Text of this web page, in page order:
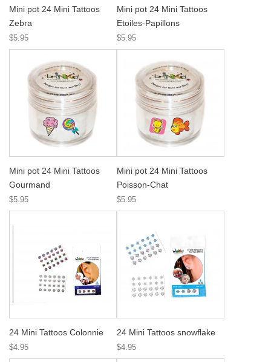
Mini pot 24 Mini Tattoos
Zebra
$5.95
Mini pot 24 Mini Tattoos
Etoiles-Papillons
$5.95
Mini pot 24 Mini Tattoos
Gourmand
$5.95
Mini pot 24 Mini Tattoos
Poisson-Chat
$5.95
24 Mini Tattoos Colonnie
$4.95
24 Mini Tattoos snowflake
$4.95